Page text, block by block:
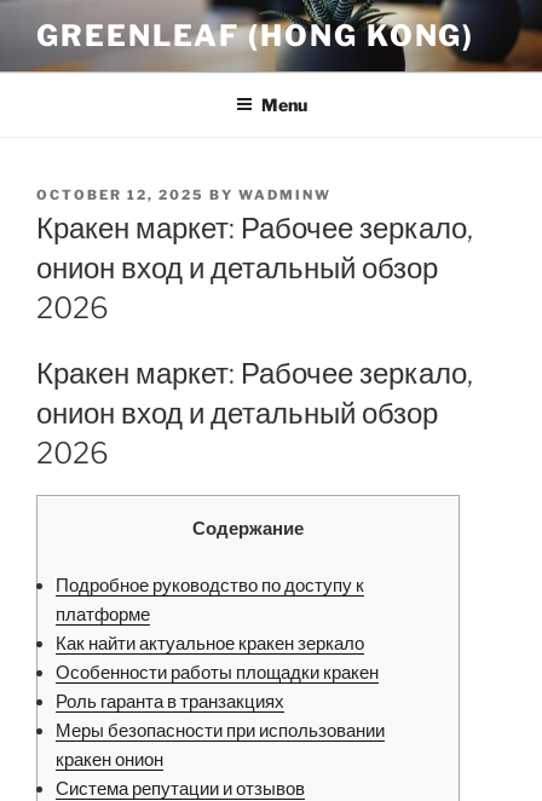
content
GREENLEAF (HONG KONG)
Menu
POSTED
ON
OCTOBER 12, 2025 BY WADMINW
Кракен маркет: Рабочее зеркало,
онион вход и детальный обзор
2026
Кракен маркет: Рабочее зеркало,
онион вход и детальный обзор
2026
Содержание
Подробное руководство по доступу к
платформе
Как найти актуальное кракен зеркало
Особенности работы площадки кракен
Роль гаранта в транзакциях
Меры безопасности при использовании
кракен онион
Система репутации и отзывов